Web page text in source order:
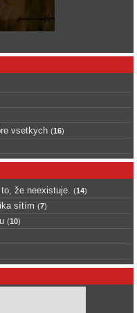
vsetkych (16)
že neexistuje. (14)
sítím (7)
(10)